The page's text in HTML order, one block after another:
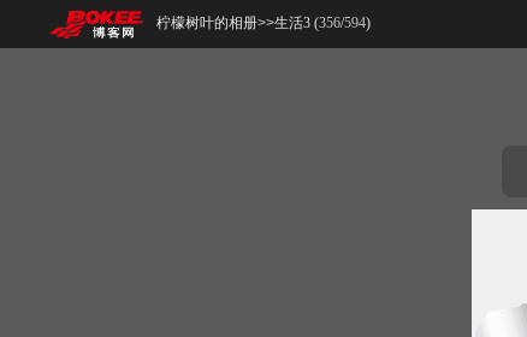
柠檬树叶的相册>>生活3 (356/594)